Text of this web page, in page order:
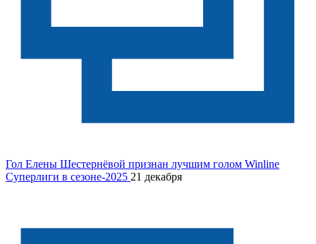
Гол Елены Шестернёвой признан лучшим голом Winline
Суперлиги в сезоне-2025 21 декабря